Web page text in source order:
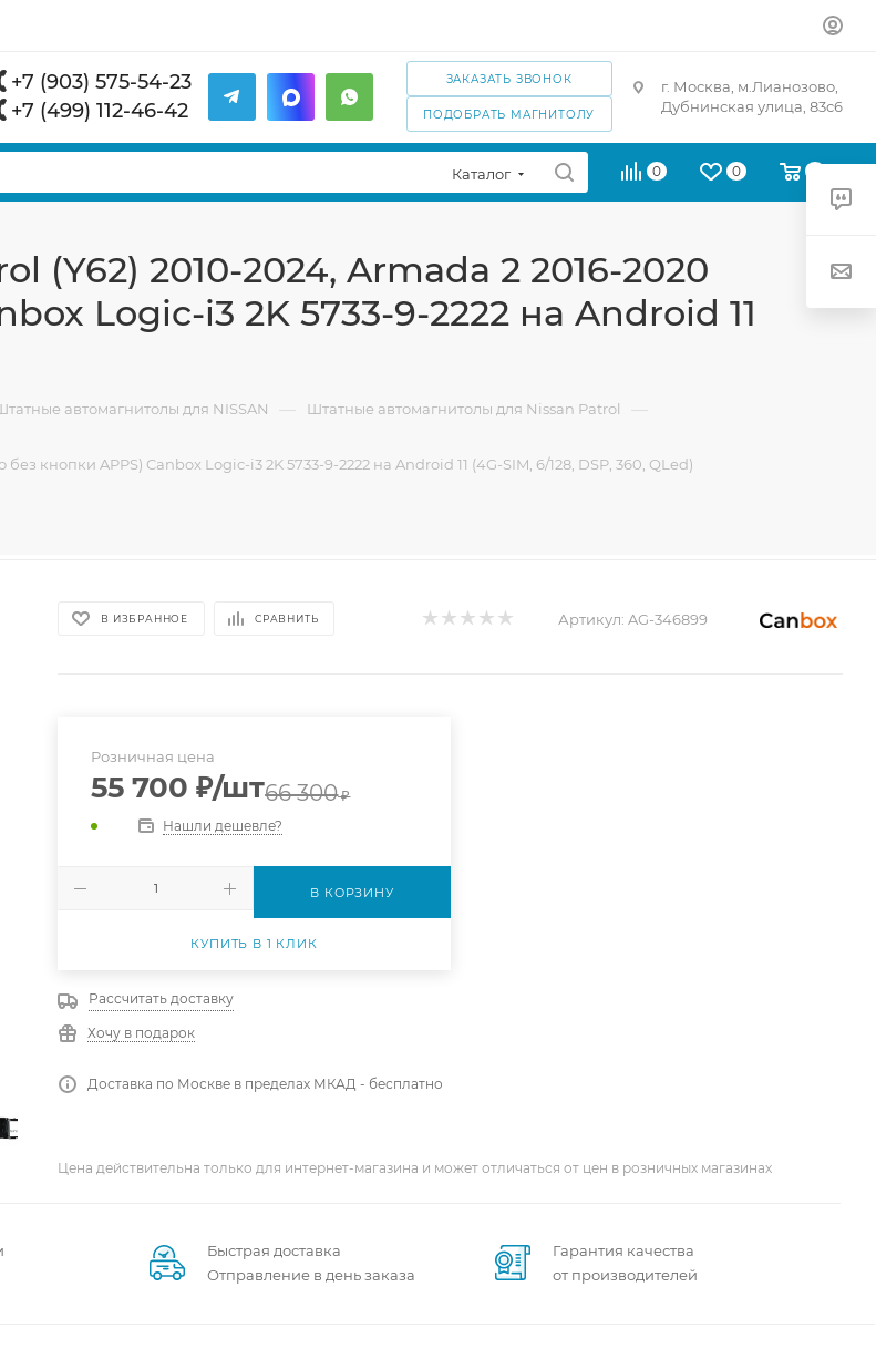
+7 (903) 575-54-23
+7 (499) 112-46-42
ЗАКАЗАТЬ ЗВОНОК
ПОДОБРАТЬ МАГНИТОЛУ
г. Москва, м.Лианозово,
Дубнинская улица, 83с6
Каталог 0 0
(Y62) 2010-2024, Armada 2 2016-2020
Logic-i3 2K 5733-9-2222 на Android 11
автомагнитолы для NISSAN — Штатные автомагнитолы для Nissan Patrol —
кнопки APPS) Canbox Logic-i3 2K 5733-9-2222 на Android 11 (4G-SIM, 6/128, DSP, 360, QLed)
В ИЗБРАННОЕ СРАВНИТЬ Артикул: AG-346899
Розничная цена
55 700 ₽/шт66 300₽
Нашли дешевле?
В КОРЗИНУ
КУПИТЬ В 1 КЛИК
Рассчитать доставку
Хочу в подарок
Доставка по Москве в пределах МКАД - бесплатно
Цена действительна только для интернет-магазина и может отличаться от цен в розничных магазинах
Быстрая доставка
Отправление в день заказа
Гарантия качества
от производителей